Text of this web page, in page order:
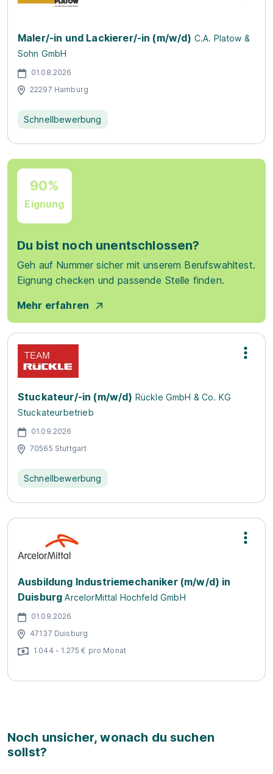
Maler/-in und Lackierer/-in (m/w/d) C.A. Platow &
Sohn GmbH
01.08.2026
22297 Hamburg
Schnellbewerbung
90%
Eignung
Du bist noch unentschlossen?
Geh auf Nummer sicher mit unserem Berufswahltest.
Eignung checken und passende Stelle finden.
Mehr erfahren
Stuckateur/-in (m/w/d) Rückle GmbH & Co. KG
Stuckateurbetrieb
01.09.2026
70565 Stuttgart
Schnellbewerbung
Ausbildung Industriemechaniker (m/w/d) in
Duisburg ArcelorMittal Hochfeld GmbH
01.09.2026
47137 Duisburg
1.044 - 1.275 € pro Monat
Noch unsicher, wonach du suchen
sollst?